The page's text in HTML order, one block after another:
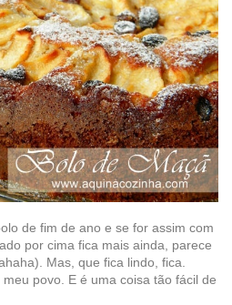
de fim de ano e se for assim com
por cima fica mais ainda, parece
Mas, que fica lindo, fica.
meu povo. E é uma coisa tão fácil de